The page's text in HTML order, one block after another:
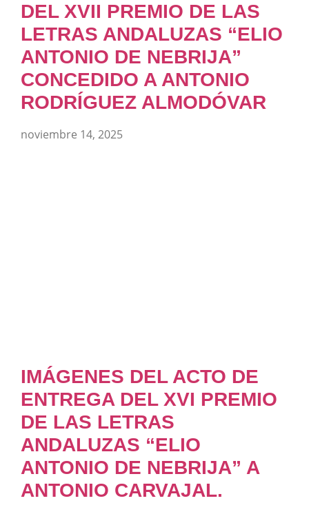
DEL XVII PREMIO DE LAS
LETRAS ANDALUZAS “ELIO
ANTONIO DE NEBRIJA”
CONCEDIDO A ANTONIO
RODRÍGUEZ ALMODÓVAR
noviembre 14, 2025
IMÁGENES DEL ACTO DE
ENTREGA DEL XVI PREMIO
DE LAS LETRAS
ANDALUZAS “ELIO
ANTONIO DE NEBRIJA” A
ANTONIO CARVAJAL.